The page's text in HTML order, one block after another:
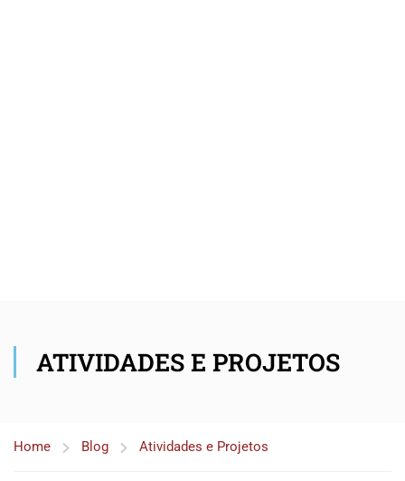
ATIVIDADES E PROJETOS
Home Blog Atividades e Projetos